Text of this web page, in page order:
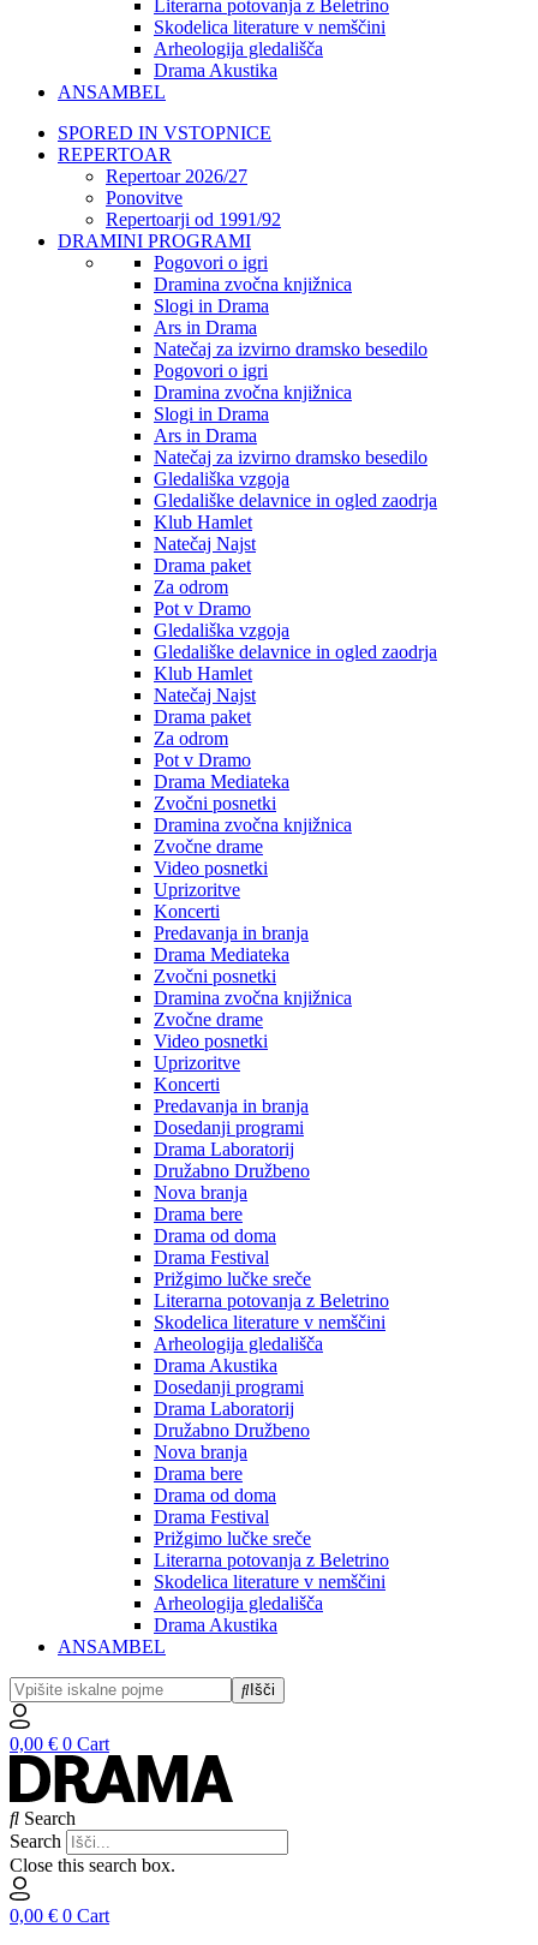
Literarna potovanja z Beletrino
Skodelica literature v nemščini
Arheologija gledališča
Drama Akustika
ANSAMBEL
SPORED IN VSTOPNICE
REPERTOAR
Repertoar 2026/27
Ponovitve
Repertoarji od 1991/92
DRAMINI PROGRAMI
Pogovori o igri
Dramina zvočna knjižnica
Slogi in Drama
Ars in Drama
Natečaj za izvirno dramsko besedilo
Pogovori o igri
Dramina zvočna knjižnica
Slogi in Drama
Ars in Drama
Natečaj za izvirno dramsko besedilo
Gledališka vzgoja
Gledališke delavnice in ogled zaodrja
Klub Hamlet
Natečaj Najst
Drama paket
Za odrom
Pot v Dramo
Gledališka vzgoja
Gledališke delavnice in ogled zaodrja
Klub Hamlet
Natečaj Najst
Drama paket
Za odrom
Pot v Dramo
Drama Mediateka
Zvočni posnetki
Dramina zvočna knjižnica
Zvočne drame
Video posnetki
Uprizoritve
Koncerti
Predavanja in branja
Drama Mediateka
Zvočni posnetki
Dramina zvočna knjižnica
Zvočne drame
Video posnetki
Uprizoritve
Koncerti
Predavanja in branja
Dosedanji programi
Drama Laboratorij
Družabno Družbeno
Nova branja
Drama bere
Drama od doma
Drama Festival
Prižgimo lučke sreče
Literarna potovanja z Beletrino
Skodelica literature v nemščini
Arheologija gledališča
Drama Akustika
Dosedanji programi
Drama Laboratorij
Družabno Družbeno
Nova branja
Drama bere
Drama od doma
Drama Festival
Prižgimo lučke sreče
Literarna potovanja z Beletrino
Skodelica literature v nemščini
Arheologija gledališča
Drama Akustika
ANSAMBEL
Išči
0,00 € 0 Cart
Search
Search
Close this search box.
0,00 € 0 Cart